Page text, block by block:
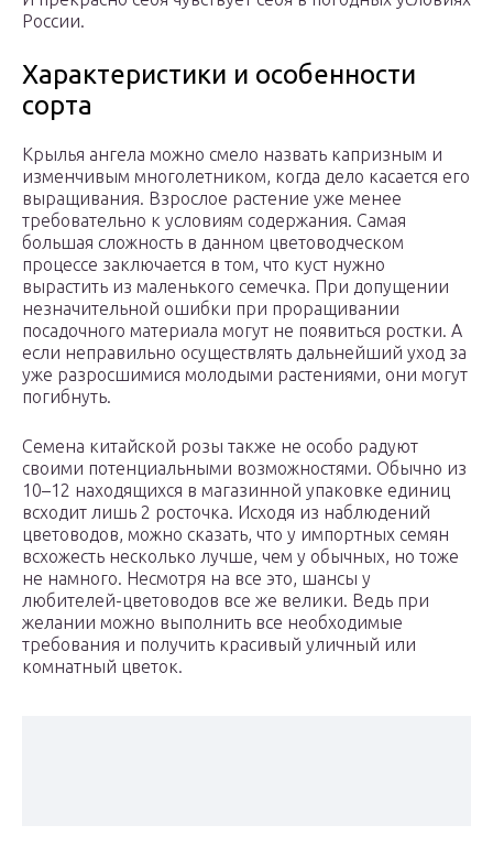
России.
Характеристики и особенности
сорта
Крылья ангела можно смело назвать капризным и
изменчивым многолетником, когда дело касается его
выращивания. Взрослое растение уже менее
требовательно к условиям содержания. Самая
большая сложность в данном цветоводческом
процессе заключается в том, что куст нужно
вырастить из маленького семечка. При допущении
незначительной ошибки при проращивании
посадочного материала могут не появиться ростки. А
если неправильно осуществлять дальнейший уход за
уже разросшимися молодыми растениями, они могут
погибнуть.
Семена китайской розы также не особо радуют
своими потенциальными возможностями. Обычно из
10–12 находящихся в магазинной упаковке единиц
всходит лишь 2 росточка. Исходя из наблюдений
цветоводов, можно сказать, что у импортных семян
всхожесть несколько лучше, чем у обычных, но тоже
не намного. Несмотря на все это, шансы у
любителей-цветоводов все же велики. Ведь при
желании можно выполнить все необходимые
требования и получить красивый уличный или
комнатный цветок.